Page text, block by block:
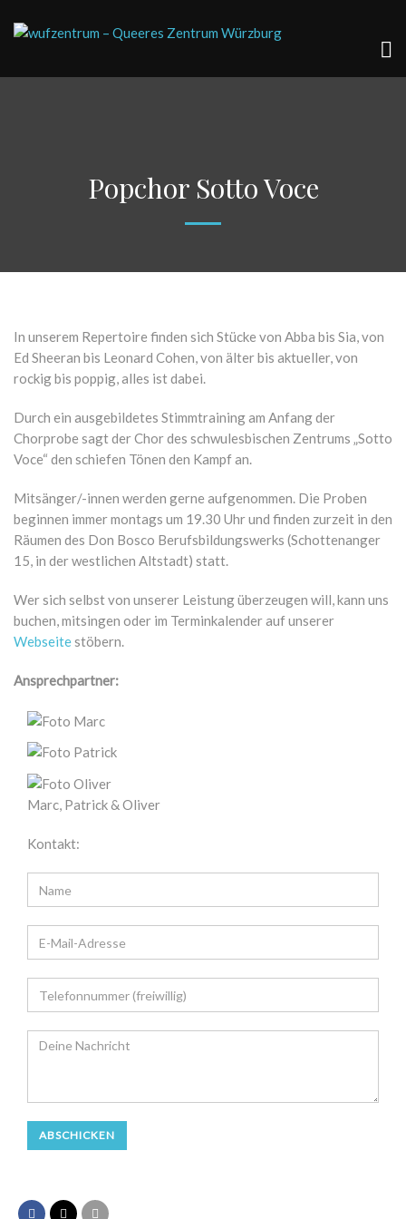
Popchor Sotto Voce
In unserem Repertoire finden sich Stücke von Abba bis Sia, von
Ed Sheeran bis Leonard Cohen, von älter bis aktueller, von
rockig bis poppig, alles ist dabei.
Durch ein ausgebildetes Stimmtraining am Anfang der
Chorprobe sagt der Chor des schwulesbischen Zentrums „Sotto
Voce“ den schiefen Tönen den Kampf an.
Mitsänger/-innen werden gerne aufgenommen. Die Proben
beginnen immer montags um 19.30 Uhr und finden zurzeit in den
Räumen des Don Bosco Berufsbildungswerks (Schottenanger
15, in der westlichen Altstadt) statt.
Wer sich selbst von unserer Leistung überzeugen will, kann uns
buchen, mitsingen oder im Terminkalender auf unserer
Webseitestöbern.
Ansprechpartner:
Marc, Patrick & Oliver
Kontakt: